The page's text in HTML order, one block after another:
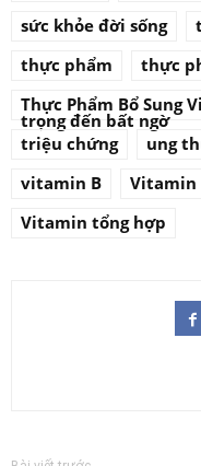
sức khỏe đời sống
thực phẩm
thực
Thực Phẩm Bổ Sung
trọng đến bất ngờ
triệu chứng
ung
vitamin B
Vitamin
Vitamin tổng hợp